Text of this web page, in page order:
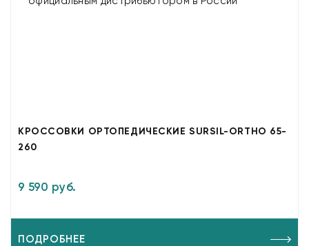
КРОССОВКИ ОРТОПЕДИЧЕСКИЕ SURSIL-ORTHO 65-
260
9 590 руб.
ПОДРОБНЕЕ